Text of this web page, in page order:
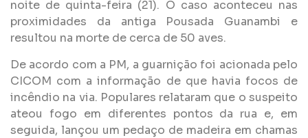
noite de quinta-feira (21). O caso aconteceu nas
proximidades da antiga Pousada Guanambi e
resultou na morte de cerca de 50 aves.
De acordo com a PM, a guarnição foi acionada pelo
CICOM com a informação de que havia focos de
incêndio na via. Populares relataram que o suspeito
ateou fogo em diferentes pontos da rua e, em
seguida, lançou um pedaço de madeira em chamas